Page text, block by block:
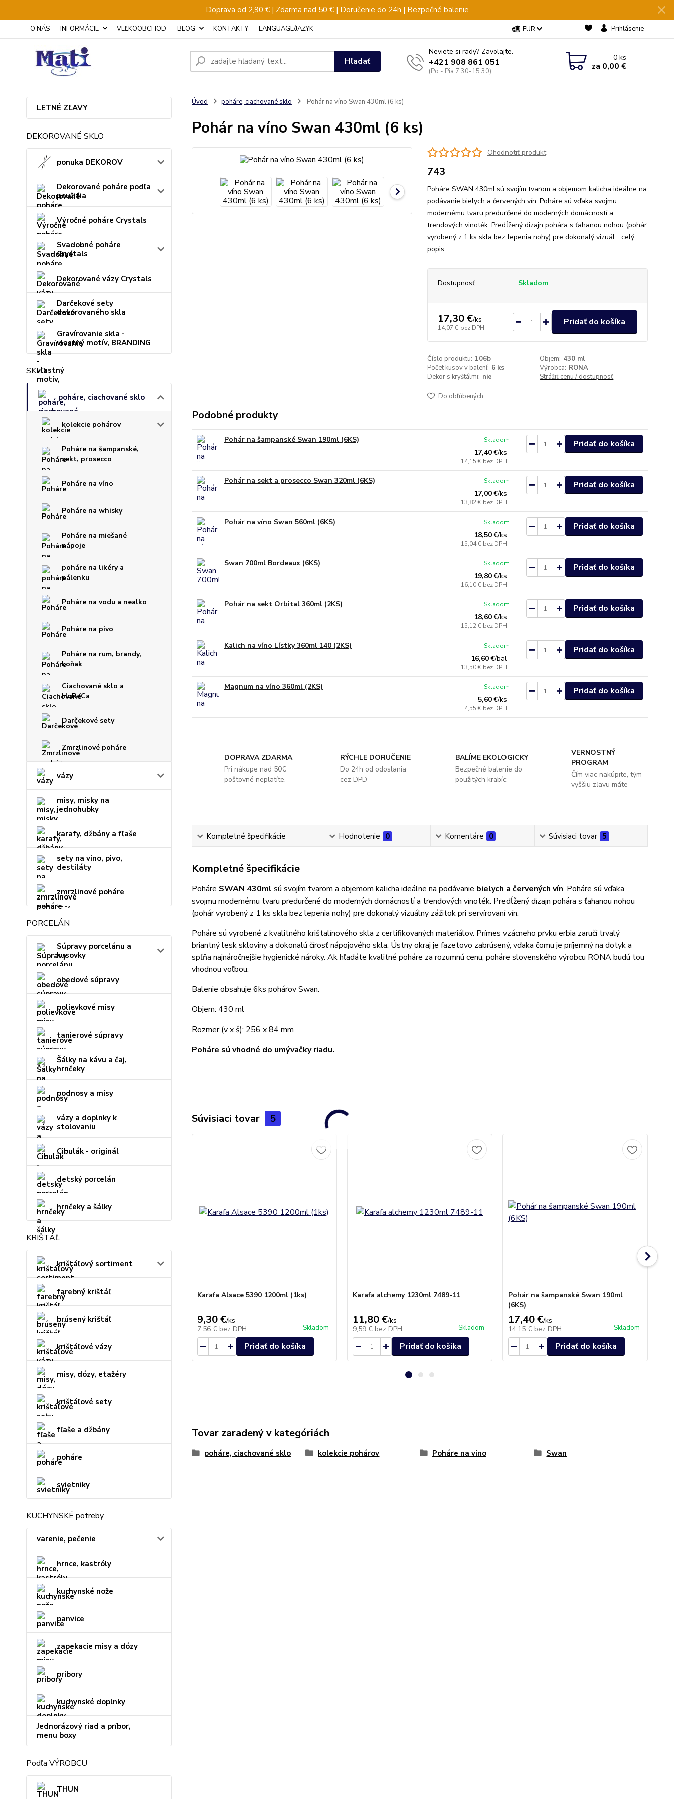
Doprava od 2,90 € | Zdarma nad 50 € | Doručenie do 24h | Bezpečné balenie
O NÁS INFORMÁCIE VEĽKOOBCHOD BLOG KONTAKTY LANGUAGE/JAZYK EUR Prihlásenie
Hľadať
Neviete si rady? Zavolajte.
+421 908 861 051
(Po - Pia 7:30-15:30)
0ks
za 0,00 €
LETNÉ ZĽAVY
DEKOROVANÉ SKLO
ponuka DEKOROV
Dekorované poháre podľa
použitia
Výročné poháre Crystals
Svadobné poháre
Crystals
Dekorované vázy Crystals
Darčekové sety
dekorovaného skla
Gravírovanie skla -
vlastný motív, BRANDING
SKLO
poháre, ciachované sklo
kolekcie pohárov
Poháre na šampanské,
sekt, prosecco
Poháre na víno
Poháre na whisky
Poháre na miešané
nápoje
poháre na likéry a
pálenku
Poháre na vodu a nealko
Poháre na pivo
Poháre na rum, brandy,
koňak
Ciachované sklo a
HoReCa
Darčekové sety
Zmrzlinové poháre
vázy
misy, misky na
jednohubky
karafy, džbány a fľaše
sety na víno, pivo,
destiláty
zmrzlinové poháre
PORCELÁN
Súpravy porcelánu a
kusovky
obedové súpravy
polievkové misy
tanierové súpravy
Šálky na kávu a čaj,
hrnčeky
podnosy a misy
vázy a doplnky k
stolovaniu
Cibulák - originál
detský porcelán
hrnčeky a šálky
KRIŠTÁĽ
krištáľový sortiment
farebný krištáľ
brúsený krištáľ
krištáľové vázy
misy, dózy, etažéry
krištáľové sety
fľaše a džbány
poháre
svietniky
KUCHYNSKÉ potreby
varenie, pečenie
hrnce, kastróly
kuchynské nože
panvice
zapekacie misy a dózy
príbory
kuchynské doplnky
Jednorázový riad a príbor,
menu boxy
Podľa VÝROBCU
THUN
Úvod poháre, ciachované sklo Pohár na víno Swan 430ml (6 ks)
Pohár na víno Swan 430ml (6 ks)
Ohodnotiť produkt
743
Poháre SWAN 430ml sú svojím tvarom a objemom kalicha ideálne na
podávanie bielych a červených vín. Poháre sú vďaka svojmu
modernému tvaru predurčené do moderných domácností a
trendových vinoték. Predĺžený dizajn pohára s ťahanou nohou (pohár
vyrobený z 1 ks skla bez lepenia nohy) pre dokonalý vizuál... celý
popis
Dostupnosť Skladom
17,30 €/ks
14,07 € bez DPH
Pridať do košíka
Číslo produktu: 106b Objem: 430 ml
Počet kusov v balení: 6 ks Výrobca: RONA
Dekor s kryštálmi: nie Strážiť cenu / dostupnosť
Do obľúbených
Podobné produkty
Pohár na šampanské Swan 190ml (6KS)
17,40 €/ks
14,15 € bez DPH
Skladom Pridať do košíka
Pohár na sekt a prosecco Swan 320ml (6KS)
17,00 €/ks
13,82 € bez DPH
Skladom Pridať do košíka
Pohár na víno Swan 560ml (6KS)
18,50 €/ks
15,04 € bez DPH
Skladom Pridať do košíka
Swan 700ml Bordeaux (6KS)
19,80 €/ks
16,10 € bez DPH
Skladom Pridať do košíka
Pohár na sekt Orbital 360ml (2KS)
18,60 €/ks
15,12 € bez DPH
Skladom Pridať do košíka
Kalich na víno Lístky 360ml 140 (2KS)
16,60 €/bal
13,50 € bez DPH
Skladom Pridať do košíka
Magnum na víno 360ml (2KS)
5,60 €/ks
4,55 € bez DPH
Skladom Pridať do košíka
DOPRAVA ZDARMA
Pri nákupe nad 50€
poštovné neplatíte.
RÝCHLE DORUČENIE
Do 24h od odoslania
cez DPD
BALÍME EKOLOGICKY
Bezpečné balenie do
použitých krabíc
VERNOSTNÝ
PROGRAM
Čím viac nakúpite, tým
vyššiu zľavu máte
Kompletné špecifikácie Hodnotenie 0 Komentáre 0 Súvisiaci tovar 5
Kompletné špecifikácie
Poháre SWAN 430ml sú svojím tvarom a objemom kalicha ideálne na podávanie bielych a červených vín. Poháre sú vďaka
svojmu modernému tvaru predurčené do moderných domácností a trendových vinoték. Predĺžený dizajn pohára s ťahanou nohou
(pohár vyrobený z 1 ks skla bez lepenia nohy) pre dokonalý vizuálny zážitok pri servírovaní vín.
Poháre sú vyrobené z kvalitného krištalínového skla z certifikovaných materiálov. Prímes vzácneho prvku erbia zaručí trvalý
briantný lesk skloviny a dokonalú čírosť nápojového skla. Ústny okraj je fazetovo zabrúsený, vďaka čomu je príjemný na dotyk a
spľňa najnáročnejšie hygienické nároky. Ak hľadáte kvalitné poháre za rozumnú cenu, poháre slovenského výrobcu RONA budú tou
vhodnou voľbou.
Balenie obsahuje 6ks pohárov Swan.
Objem: 430 ml
Rozmer (v x š): 256 x 84 mm
Poháre sú vhodné do umývačky riadu.
Súvisiaci tovar 5
Karafa Alsace 5390 1200ml (1ks)
9,30 €/ks
7,56 € bez DPH Skladom
Pridať do košíka
Karafa alchemy 1230ml 7489-11
11,80 €/ks
9,59 € bez DPH Skladom
Pridať do košíka
Pohár na šampanské Swan 190ml
(6KS)
17,40 €/ks
14,15 € bez DPH Skladom
Pridať do košíka
Tovar zaradený v kategóriách
poháre, ciachované sklo kolekcie pohárov Poháre na víno Swan